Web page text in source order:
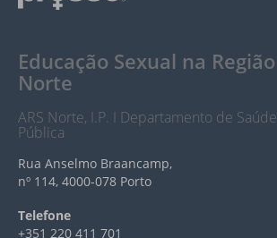
Educação Sexual na Região
Norte
ARS Norte, I.P. I Departamento de Saúde
Pública
Rua Anselmo Braancamp,
nº 114, 4000-078 Porto
Telefone
+351 220 411 701